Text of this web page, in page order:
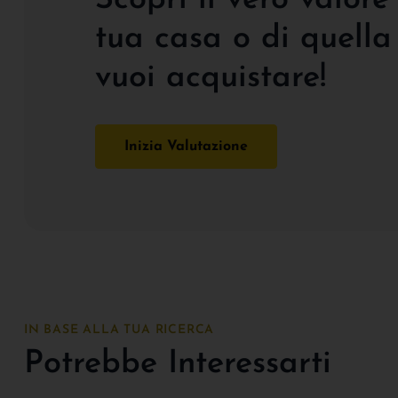
tua casa o di quella
vuoi acquistare!
Inizia Valutazione
IN BASE ALLA TUA RICERCA
Potrebbe Interessarti